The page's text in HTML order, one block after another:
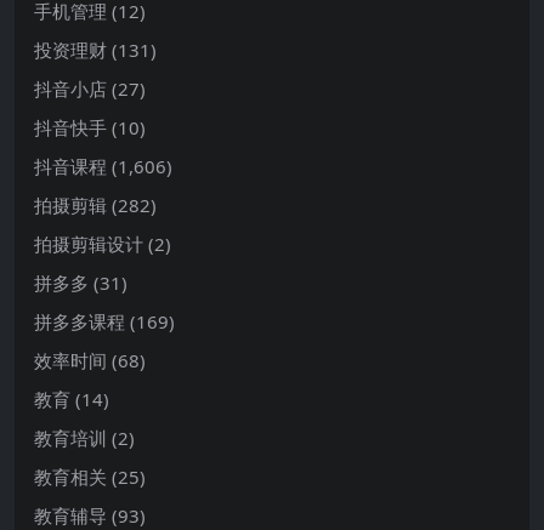
手机管理 (12)
投资理财 (131)
抖音小店 (27)
抖音快手 (10)
抖音课程 (1,606)
拍摄剪辑 (282)
拍摄剪辑设计 (2)
拼多多 (31)
拼多多课程 (169)
效率时间 (68)
教育 (14)
教育培训 (2)
教育相关 (25)
教育辅导 (93)